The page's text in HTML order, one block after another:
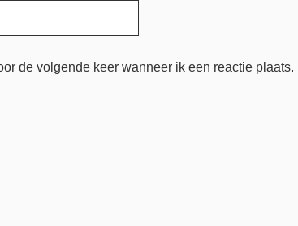
de volgende keer wanneer ik een reactie plaats.